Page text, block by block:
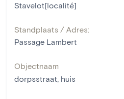
Stavelot[localité]
Standplaats / Adres:
Passage Lambert
Objectnaam
dorpsstraat, huis